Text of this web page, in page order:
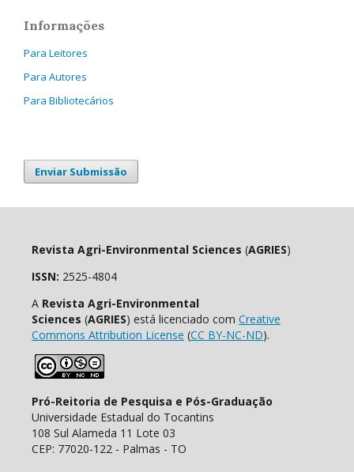
Informações
Para Leitores
Para Autores
Para Bibliotecários
Enviar Submissão
Revista Agri-Environmental Sciences (AGRIES)
ISSN: 2525-4804
A Revista Agri-Environmental
Sciences (AGRIES) está licenciado com Creative
Commons Attribution License (CC BY-NC-ND).
Pró-Reitoria de Pesquisa e Pós-Graduação
Universidade Estadual do Tocantins
108 Sul Alameda 11 Lote 03
CEP: 77020-122 - Palmas - TO